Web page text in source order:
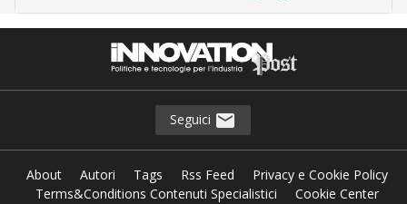
Seguici
About Autori Tags Rss Feed
Privacy e Cookie Policy
Terms&Conditions Contenuti Specialistici
Cookie Center